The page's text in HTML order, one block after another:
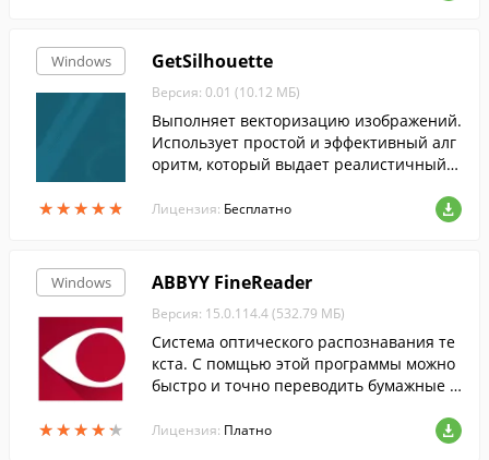
Windows
★★★★★
★★★★★
GetSilhouette
Версия: 0.01 (10.12 МБ)
Выполняет векторизацию изображений.
Использует простой и эффективный алг
оритм, который выдает реалистичный р
Лицензия: Бесплатно
Windows
★★★★★
★★★★★
ABBYY FineReader
Версия: 15.0.114.4 (532.79 МБ)
Cистема оптического распознавания те
кста. С помщью этой программы можно
быстро и точно переводить бумажные д
рафии документов в редактируемый фо
Лицензия: Платно